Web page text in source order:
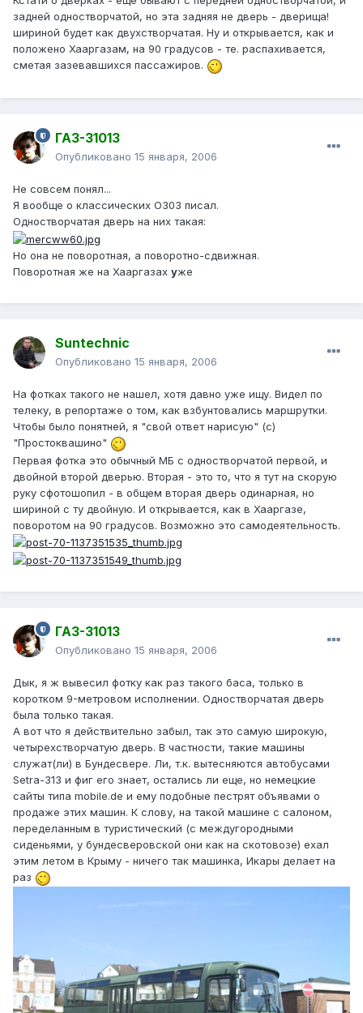
задней одностворчатой, но эта задняя не дверь - дверища!
шириной будет как двухстворчатая. Ну и открывается, как и
положено Хааргазам, на 90 градусов - те. распахивается,
сметая зазевавшихся пассажиров.
ГАЗ-31013
Опубликовано 15 января, 2006
Не совсем понял...
Я вообще о классических О303 писал.
Одностворчатая дверь на них такая:
Но она не поворотная, а поворотно-сдвижная.
Поворотная же на Хааргазах уже
Suntechnic
Опубликовано 15 января, 2006
На фотках такого не нашел, хотя давно уже ищу. Видел по
телеку, в репортаже о том, как взбунтовались маршрутки.
Чтобы было понятней, я "свой ответ нарисую" (с)
"Простоквашино"
Первая фотка это обычный МБ с одностворчатой первой, и
двойной второй дверью. Вторая - это то, что я тут на скорую
руку сфотошопил - в общем вторая дверь одинарная, но
шириной с ту двойную. И открывается, как в Хааргазе,
поворотом на 90 градусов. Возможно это самодеятельность.
ГАЗ-31013
Опубликовано 15 января, 2006
Дык, я ж вывесил фотку как раз такого баса, только в
коротком 9-метровом исполнении. Одностворчатая дверь
была только такая.
А вот что я действительно забыл, так это самую широкую,
четырехстворчатую дверь. В частности, такие машины
служат(ли) в Бундесвере. Ли, т.к. вытесняются автобусами
Setra-313 и фиг его знает, остались ли еще, но немецкие
сайты типа mobile.de и ему подобные пестрят объявами о
продаже этих машин. К слову, на такой машине с салоном,
переделанным в туристический (с междугородными
сиденьями, у бундесверовской они как на скотовозе) ехал
этим летом в Крыму - ничего так машинка, Икары делает на
раз